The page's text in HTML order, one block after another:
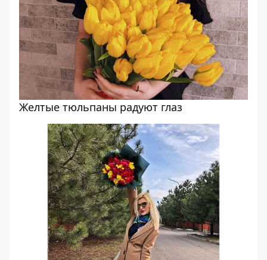
Желтые тюльпаны радуют глаз